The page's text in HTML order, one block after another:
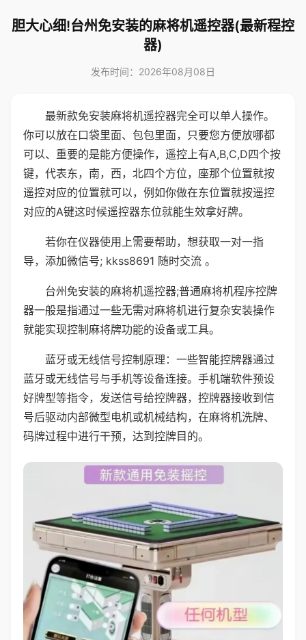
胆大心细!台州免安装的麻将机遥控器(最新程控
器)
发布时间：2026年08月08日
最新款免安装麻将机遥控器完全可以单人操作。
你可以放在口袋里面、包包里面，只要您方便放哪都
可以、重要的是能方便操作，遥控上有A,B,C,D四个按
键，代表东，南，西，北四个方位，座那个位置就按
遥控对应的位置就可以，例如你做在东位置就按遥控
对应的A键这时候遥控器东位就能生效拿好牌。
若你在仪器使用上需要帮助，想获取一对一指
导，添加微信号; kkss8691 随时交流 。
台州免安装的麻将机遥控器;普通麻将机程序控牌
器一般是指通过一些无需对麻将机进行复杂安装操作
就能实现控制麻将牌功能的设备或工具。
蓝牙或无线信号控制原理：一些智能控牌器通过
蓝牙或无线信号与手机等设备连接。手机端软件预设
好牌型等指令，发送信号给控牌器，控牌器接收到信
号后驱动内部微型电机或机械结构，在麻将机洗牌、
码牌过程中进行干预，达到控牌目的。